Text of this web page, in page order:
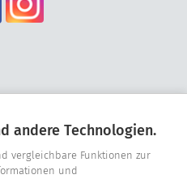
andere Technologien.
vergleichbare Funktionen zur
und